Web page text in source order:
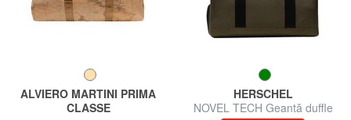
ALVIERO MARTINI PRIMA
CLASSE
HERSCHEL
NOVEL TECH Geantă duffle